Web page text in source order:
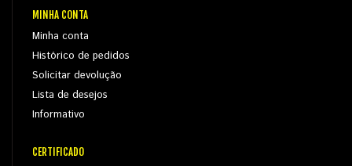
MINHA CONTA
Minha conta
Histórico de pedidos
Solicitar devolução
Lista de desejos
Informativo
CERTIFICADO